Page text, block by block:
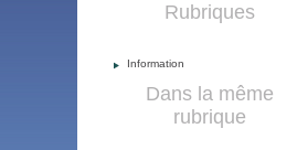
Rubriques
Information
Dans la même
rubrique